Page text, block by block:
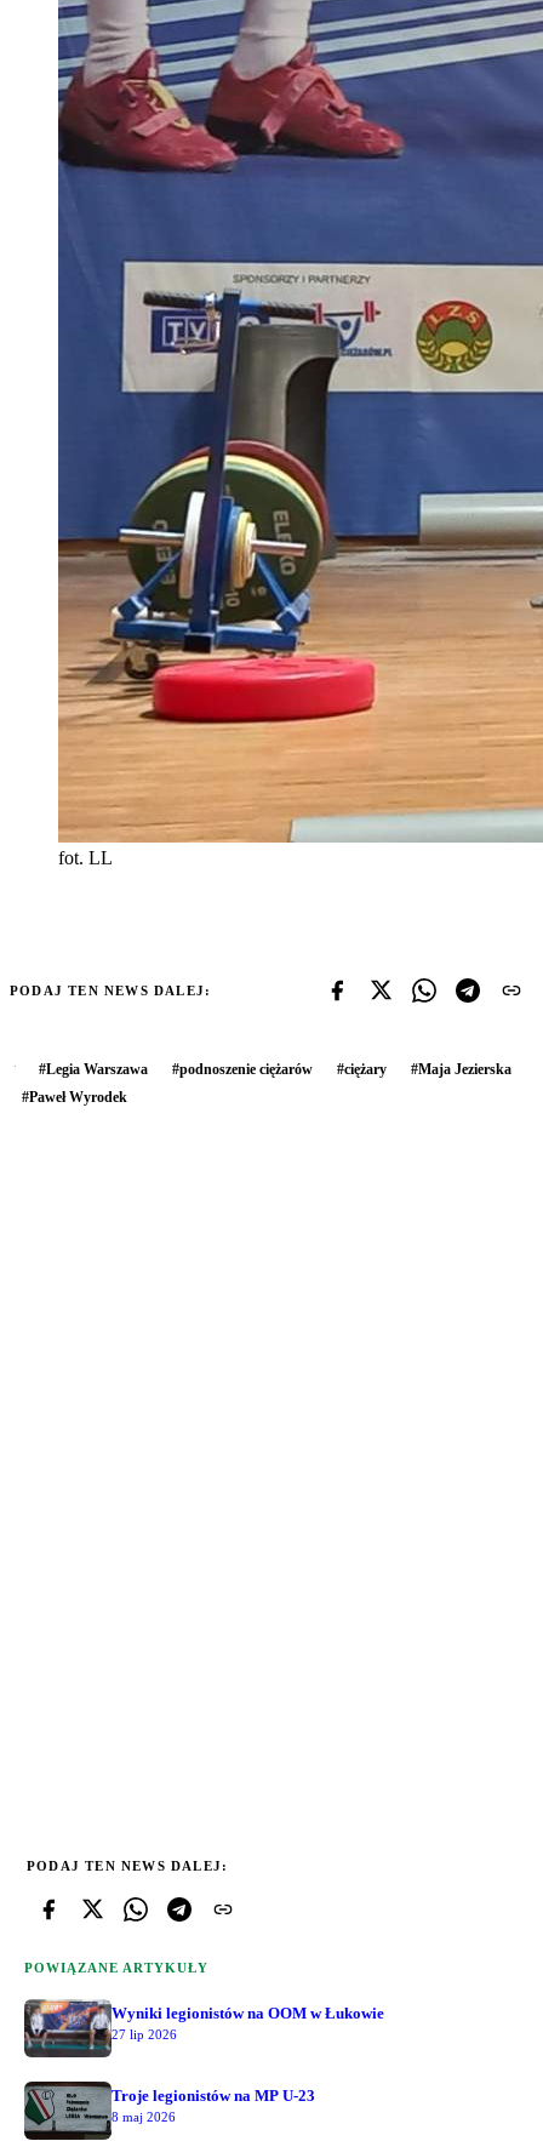
fot. LL
PODAJ TEN NEWS DALEJ:
#Legia Warszawa #podnoszenie ciężarów #ciężary #Maja Jezierska
#Paweł Wyrodek
PODAJ TEN NEWS DALEJ:
POWIĄZANE ARTYKUŁY
Wyniki legionistów na OOM w Łukowie
27 lip 2026
Troje legionistów na MP U-23
8 maj 2026